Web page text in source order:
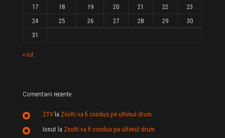
17
18 19 20 21 22
23
24
25 26 27 28 29
30
31
« iul.
Comentarii recente
ZTV la Zsolti va fi condus pe ultimul drum
Ionut la Zsolti va fi condus pe ultimul drum